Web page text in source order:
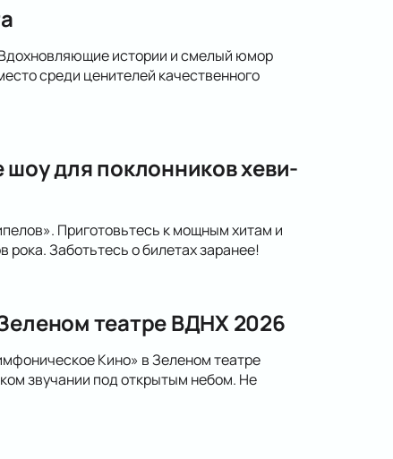
истории и смелый юмор
среди ценителей качественного
для поклонников хеви-
Приготовьтесь к мощным хитам и
Заботьтесь о билетах заранее!
театре ВДНХ 2026
Кино» в Зеленом театре
звучании под открытым небом. Не